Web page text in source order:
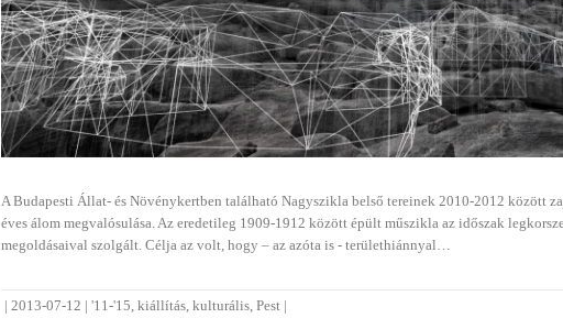
A Budapesti Állat- és Növénykertben található Nagyszikla belső tereinek 2010-2012 között
éves álom megvalósulása. Az eredetileg 1909-1912 között épült műszikla az időszak
megoldásaival szolgált. Célja az volt, hogy – az azóta is - területhiánnyal…
|2013-07-12 |'11-'15,kiállítás,kulturális,Pest |